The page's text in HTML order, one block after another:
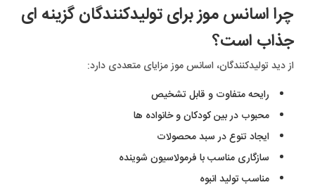
چرا اسانس موز برای تولیدکنندگان گزینه ای
جذاب است؟
از دید تولیدکنندگان، اسانس موز مزایای متعددی دارد:
رایحه متفاوت و قابل تشخیص
محبوب در بین کودکان و خانواده ها
ایجاد تنوع در سبد محصولات
سازگاری مناسب با فرمولاسیون شوینده
مناسب تولید انبوه